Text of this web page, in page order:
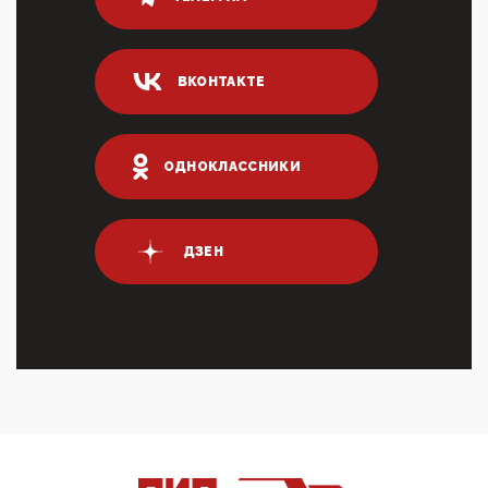
80% сирийцев в ФРГ должны вернуться на родину.
04:47, 10 Апреля 2026
ИНН для переводов по СБП это первый шаг из
логических двухЗаполнение ИНН при любых
переводах по ...
03:35, 10 Апреля 2026
Суммарное вознаграждение менеджменту в 15
крупных банках по итогам 2025 года превысило 63
03:01, 10 Апреля 2026
Террорист и убийца Буданов вальяжно сообщил,
что союзники просили Киев не наносить удары по
входМошенники активно пользуются аккаунтами на
ВКОНТАКТЕ
ОДНОКЛАССНИКИ
ДЗЕН